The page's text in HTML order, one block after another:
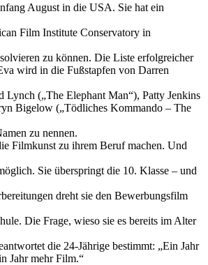
August in die USA. Sie hat ein
Film Institute Conservatory in
zu können. Die Liste erfolgreicher
wird in die Fußstapfen von Darren
Lynch („The Elephant Man“), Patty Jenkins
Bigelow („Tödliches Kommando – The
zu nennen.
Filmkunst zu ihrem Beruf machen. Und
Sie überspringt die 10. Klasse – und
dreht sie den Bewerbungsfilm
Die Frage, wieso sie es bereits im Alter
die 24-Jährige bestimmt: „Ein Jahr
Jahr mehr Film.“